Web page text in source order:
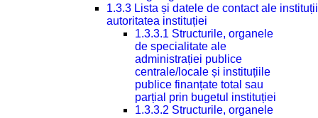
1.3.3 Lista și datele de contact ale
autoritatea instituției
1.3.3.1 Structurile, organele
de specialitate ale
administrației publice
centrale/locale și instituțiile
publice finanțate total sau
parțial prin bugetul instituției
1.3.3.2 Structurile, organele